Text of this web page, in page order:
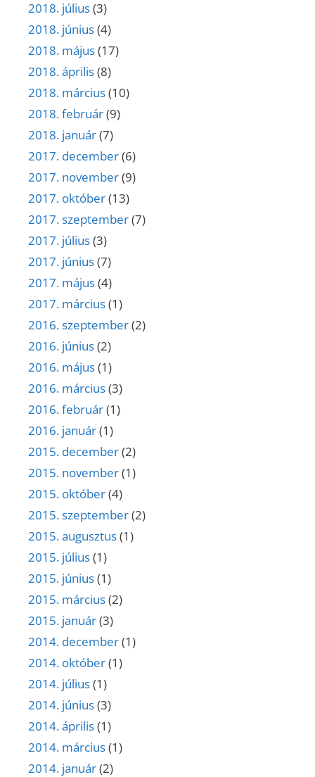
2018. július(3)
2018. június(4)
2018. május(17)
2018. április(8)
2018. március(10)
2018. február(9)
2018. január(7)
2017. december(6)
2017. november(9)
2017. október(13)
2017. szeptember(7)
2017. július(3)
2017. június(7)
2017. május(4)
2017. március(1)
2016. szeptember(2)
2016. június(2)
2016. május(1)
2016. március(3)
2016. február(1)
2016. január(1)
2015. december(2)
2015. november(1)
2015. október(4)
2015. szeptember(2)
2015. augusztus(1)
2015. július(1)
2015. június(1)
2015. március(2)
2015. január(3)
2014. december(1)
2014. október(1)
2014. július(1)
2014. június(3)
2014. április(1)
2014. március(1)
2014. január(2)